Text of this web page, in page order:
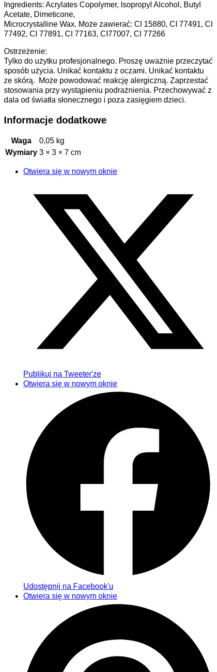
Ingredients: Acrylates Copolymer, Isopropyl Alcohol, Butyl
Acetate, Dimeticone,
Microcrystalline Wax. Może zawierać: CI 15880, CI 77491, CI
77492, CI 77891, CI 77163, CI77007, CI 77266
Ostrzeżenie:
Tylko do użytku profesjonalnego. Proszę uważnie przeczytać
sposób użycia. Unikać kontaktu z oczami. Unikać kontaktu
ze skórą. Może powodować reakcję alergiczną. Zaprzestać
stosowania przy wystąpieniu podrażnienia. Przechowywać z
dala od światła słonecznego i poza zasięgiem dzieci.
Informacje dodatkowe
Waga
0,05 kg
Wymiary 3 × 3 × 7 cm
Otwiera się w nowym oknie
Publikuj na Tweeter'ze
Otwiera się w nowym oknie
Udostępnij na Facebook'u
Otwiera się w nowym oknie